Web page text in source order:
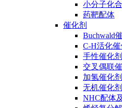
小分子化
药靶配体
催化剂
Buchwald
C-H活化催
手性催化
交叉偶联
加氢催化剂
无机催化剂
NHC配体